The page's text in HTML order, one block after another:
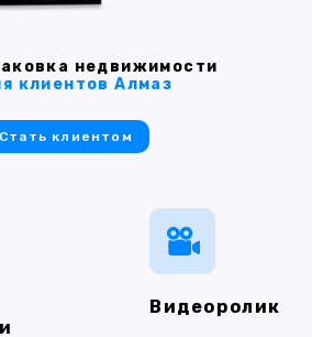
Видеоролик
недвижимости
клиентов Алмаз
Стать клиентом